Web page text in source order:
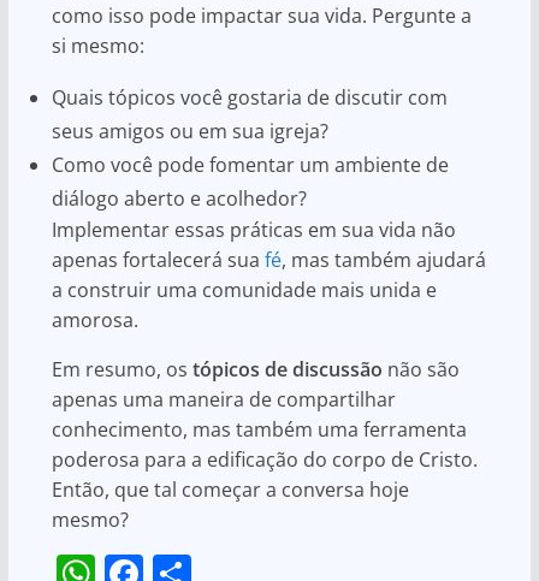
como isso pode impactar sua vida. Pergunte a
si mesmo:
Quais tópicos você gostaria de discutir com
seus amigos ou em sua igreja?
Como você pode fomentar um ambiente de
diálogo aberto e acolhedor?
Implementar essas práticas em sua vida não
apenas fortalecerá sua fé, mas também ajudará
a construir uma comunidade mais unida e
amorosa.
Em resumo, os tópicos de discussão não são
apenas uma maneira de compartilhar
conhecimento, mas também uma ferramenta
poderosa para a edificação do corpo de Cristo.
Então, que tal começar a conversa hoje
mesmo?